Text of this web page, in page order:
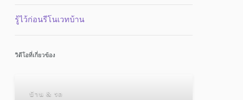
รู้ไว้ก่อนรีโนเวทบ้าน
วิดีโอที่เกี่ยวข้อง
บ้าน & รถ